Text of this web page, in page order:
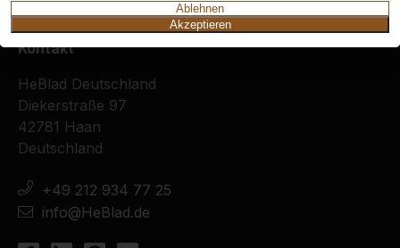
Ablehnen
Akzeptieren
Kontakt
HeBlad Deutschland
Diekerstraße 97
42781 Haan
Deutschland
+49 212 934 77 25
info@HeBlad.de